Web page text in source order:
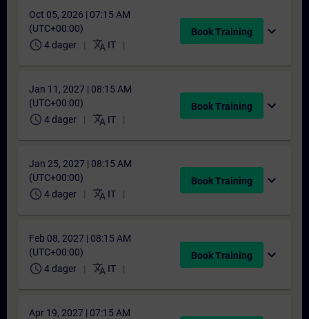
Oct 05, 2026 | 07:15 AM
(UTC+00:00)
schedule 4 dager translate IT
Book Training expand_more
Jan 11, 2027 | 08:15 AM
(UTC+00:00)
schedule 4 dager translate IT
Book Training expand_more
Jan 25, 2027 | 08:15 AM
(UTC+00:00)
schedule 4 dager translate IT
Book Training expand_more
Feb 08, 2027 | 08:15 AM
(UTC+00:00)
schedule 4 dager translate IT
Book Training expand_more
Apr 19, 2027 | 07:15 AM